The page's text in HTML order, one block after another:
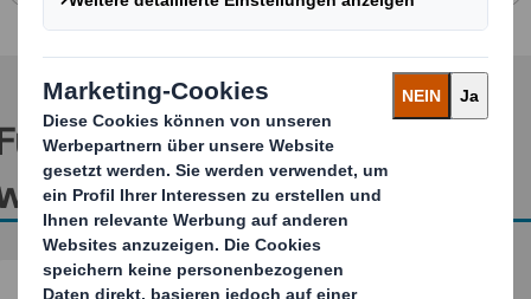
weitere Informationen
Sie sich bitte an